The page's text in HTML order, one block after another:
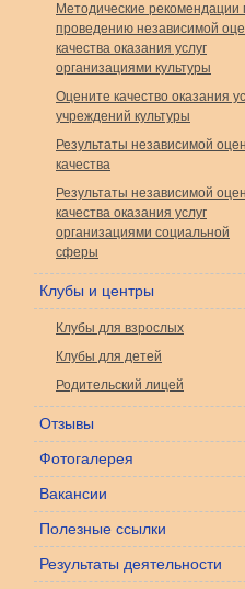
Методические рекомендации
проведению независимой
качества оказания услуг
организациями культуры
Оцените качество оказания
учреждений культуры
Результаты независимой
качества
Результаты независимой
качества оказания услуг
организациями социальной
сферы
Клубы и центры
Клубы для взрослых
Клубы для детей
Родительский лицей
Отзывы
Фотогалерея
Вакансии
Полезные ссылки
Результаты деятельности